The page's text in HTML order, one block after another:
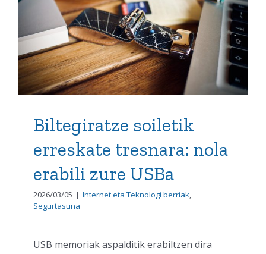
erreskate tresnara: nola
erabili zure USBa
Biltegiratze soiletik
erreskate tresnara: nola
erabili zure USBa
2026/03/05 | Internet eta Teknologi berriak,
Segurtasuna
USB memoriak aspalditik erabiltzen dira